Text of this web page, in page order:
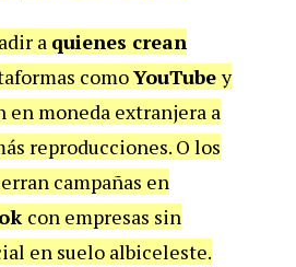
a quienes crean
comoYouTubey
en moneda extranjera a
reproducciones. O los
campañas en
con empresas sin
en suelo albiceleste.